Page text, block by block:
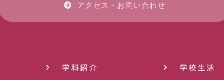
アクセス・お問い合わせ
学科紹介 学校生活